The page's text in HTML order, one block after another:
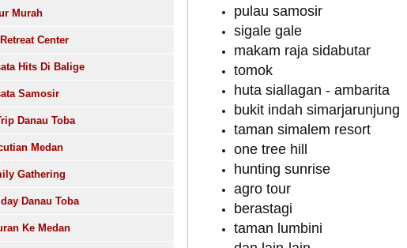
Murah
Center
Hits Di Balige
Samosir
Danau Toba
Medan
Gathering
Danau Toba
Ke Medan
pulau samosir
sigale gale
makam raja sidabutar
tomok
huta siallagan - ambarita
bukit indah simarjarunjung
taman simalem resort
one tree hill
hunting sunrise
agro tour
berastagi
taman lumbini